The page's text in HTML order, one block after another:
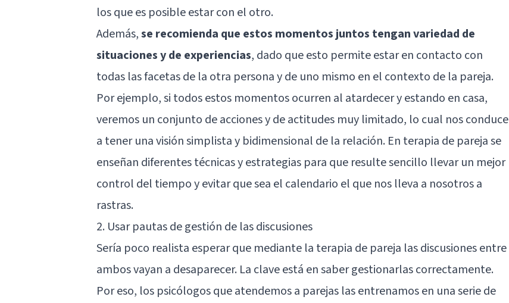
los que es posible estar con el otro.
Además,se recomienda que estos momentos juntos tengan variedad de
situaciones y de experiencias, dado que esto permite estar en contacto con
todas las facetas de la otra persona y de uno mismo en el contexto de la pareja.
Por ejemplo, si todos estos momentos ocurren al atardecer y estando en casa,
veremos un conjunto de acciones y de actitudes muy limitado, lo cual nos conduce
a tener una visión simplista y bidimensional de la relación. En terapia de pareja se
enseñan diferentes técnicas y estrategias para que resulte sencillo llevar un mejor
control del tiempo y evitar que sea el calendario el que nos lleva a nosotros a
rastras.
2. Usar pautas de gestión de las discusiones
Sería poco realista esperar que mediante la terapia de pareja las discusiones entre
ambos vayan a desaparecer. La clave está en saber gestionarlas correctamente.
Por eso, los psicólogos que atendemos a parejas las entrenamos en una serie de